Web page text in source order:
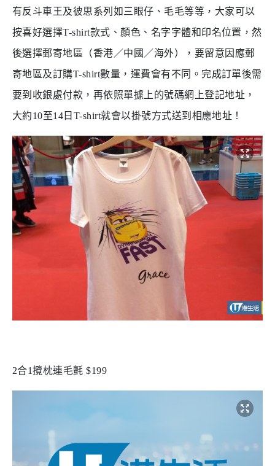
有反斗車王及彼思系列如三眼仔、毛毛等等，大家可以
按喜好選擇T-shirt款式、顏色、名字字體和印名位置，然
後選擇郵寄地區（香港／中國／海外），要留意因應郵
寄地區及訂購T-shirt數量，運費會有不同。完成訂單後需
要到收銀處付款，再依照單據上的號碼網上登記地址，
大約10至14日T-shirt就會以掛號方式送到相應地址！
2合1攬枕連毛氈 $199